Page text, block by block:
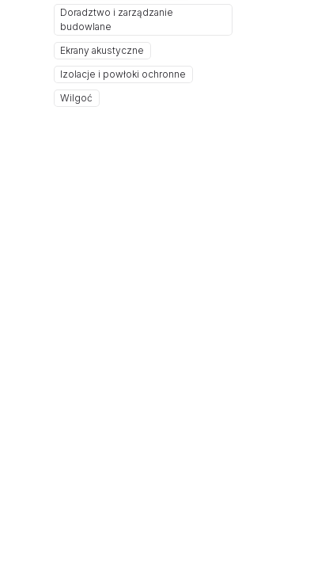
Doradztwo i zarządzanie
budowlane
Ekrany akustyczne
Izolacje i powłoki ochronne
Wilgoć